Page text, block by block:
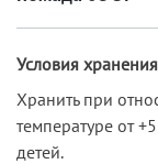
Условия хранения
Хранить при
температуре от
детей.